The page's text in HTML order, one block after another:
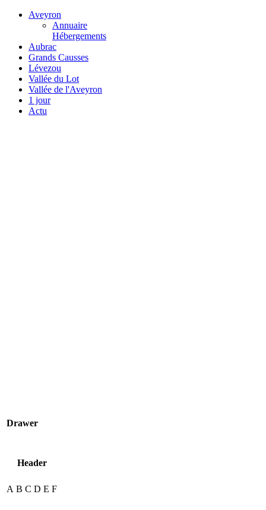
Aveyron
Annuaire
Hébergements
Aubrac
Grands Causses
Lévezou
Vallée du Lot
Vallée de l'Aveyron
1 jour
Actu
Drawer
Header
A B C D E F